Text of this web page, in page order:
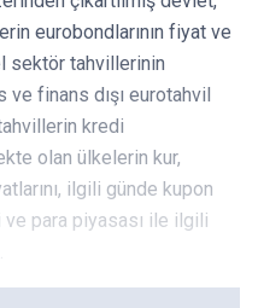
eurobondlarının fiyat ve
sektör tahvillerinin
finans dışı eurotahvil
kredi
olan ülkelerin kur,
ilgili günde kupon
para piyasası ile ilgili